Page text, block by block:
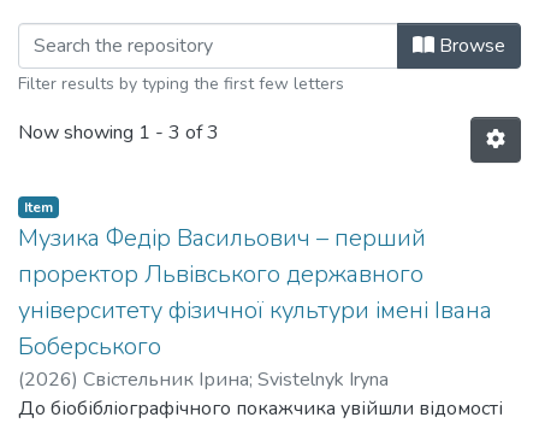
Browsing 2. Проректори by Title
Browse
Filter results by typing the first few letters
Now showing 1 - 3 of 3
Item
Музика Федір Васильович – перший
проректор Львівського державного
університету фізичної культури імені Івана
Боберського
(2026) Свістельник Ірина; Svistelnyk Iryna
До біобібліографічного покажчика увійшли відомості